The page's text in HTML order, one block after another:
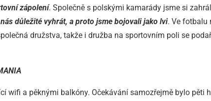
zápolení. Společně s polskými kamarády jsme si
důležité vyhrát, a proto jsme bojovali jako lvi. Ve fotbalu
družstva, takže i družba na sportovním poli se
wifi a pěknými balkóny. Očekávání samozřejmě bylo